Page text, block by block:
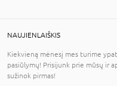
NAUJIENLAIŠKIS
Kiekvieną mėnesį mes turime
pasiūlymų! Prisijunk prie mūsų ir
sužinok pirmas!